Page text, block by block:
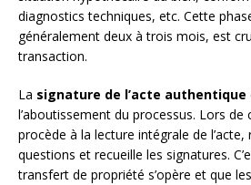
diagnostics techniques, etc. Cette
généralement deux à trois mois, est
transaction.
La signature de l’acte authentique
l’aboutissement du processus. Lors de
procède à la lecture intégrale de
questions et recueille les signatures.
transfert de propriété s’opère et que